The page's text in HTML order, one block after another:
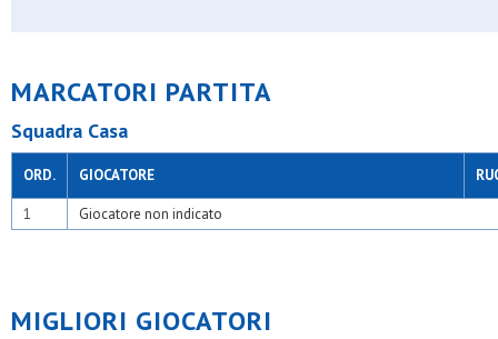
Villa raverio
Virtus opm
MARCATORI PARTITA
Squadra Casa
ORD. GIOCATORE
1 Giocatore non indicato
MIGLIORI GIOCATORI